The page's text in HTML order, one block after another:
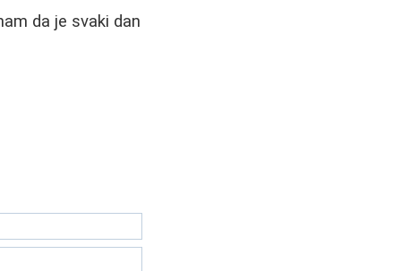
da je svaki dan